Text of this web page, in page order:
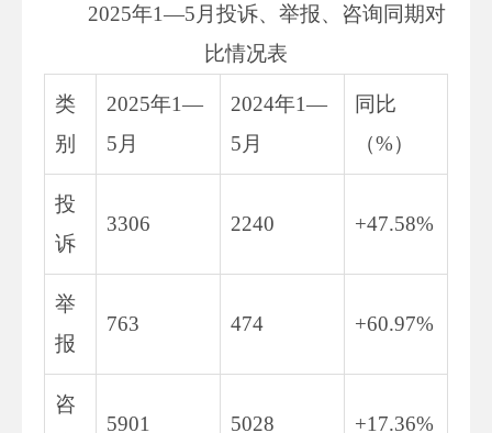
2025年1—5月投诉、举报、咨询同期对
比情况表
类
别
2025年1—
5月
2024年1—
5月
同比
（%）
投
诉
3306 2240 +47.58%
举
报
763 474 +60.97%
咨
5901 5028 +17.36%